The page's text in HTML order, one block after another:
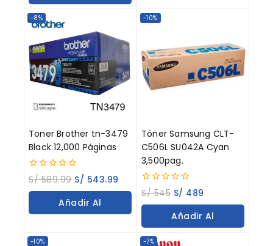
-8%
Toner Brother tn-3479
Black 12,000 Páginas
0
out
of
S/589.99 S/ 543.99
Añadir Al
-10%
Tóner Samsung CLT-
C506L SU042A Cyan
3,500pag.
0
out
of
S/545 S/ 489
Añadir Al
-10% -7%